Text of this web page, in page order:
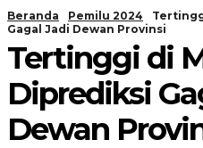
Beranda Pemilu 2024
Gagal Jadi Dewan Provinsi
Tertinggi di
Diprediksi
Dewan